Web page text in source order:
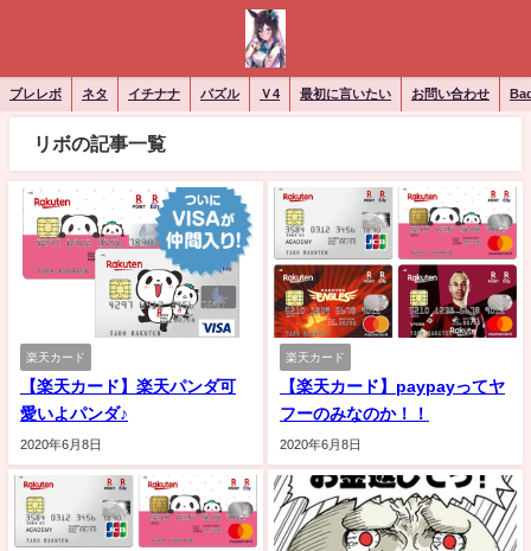
ブレレボ ネタ イチナナ パズル Ｖ4 最初に言いたい お問い合わせ
リボの記事一覧
楽天カード
【楽天カード】楽天パンダ可
愛いよパンダ♪
2020年6月8日
楽天カード
【楽天カード】paypayってヤ
フーのみなのか！！
2020年6月8日